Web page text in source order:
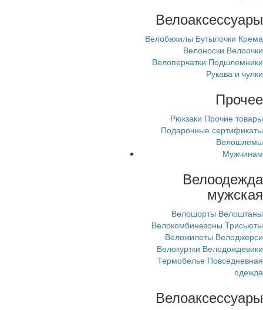
Велоаксессуары
Велобахилы Бутылочки Крема
Велоноски Велоочки
Велоперчатки Подшлемники
Рукава и чулки
Прочее
Рюкзаки Прочие товары
Подарочные сертификаты
Велошлемы
Мужчинам
Велоодежда
мужская
Велошорты Велоштаны
Велокомбинезоны Трисьюты
Веложилеты Велоджерси
Велокуртки Велодождевики
Термобелье Повседневная
одежда
Велоаксессуары